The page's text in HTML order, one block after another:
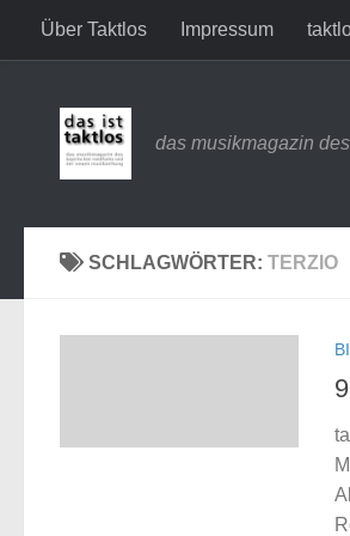
Zum Inhalt springen
Über Taktlos Impressum
das musikmagazin
SCHLAGWÖRTER: TERZIO